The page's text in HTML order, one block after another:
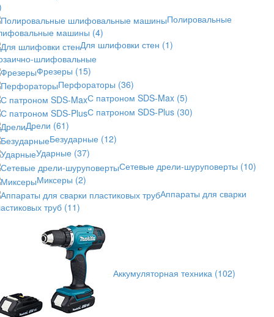
Полировальные
машины (4)
Для шлифовки стен (1)
шлифовальные
Фрезеры (15)
Перфораторы (36)
С патроном SDS-Max (5)
С патроном SDS-Plus (30)
Дрели (61)
Безударные (12)
Ударные (37)
Сетевые дрели-шуруповерты (10)
Миксеры (2)
Аппараты для сварки
труб (11)
Аккумуляторная техника (102)